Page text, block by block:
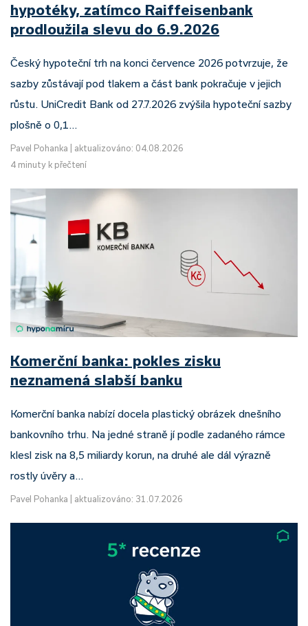
hypotéky, zatímco Raiffeisenbank
prodloužila slevu do 6.9.2026
Český hypoteční trh na konci července 2026 potvrzuje, že
sazby zůstávají pod tlakem a část bank pokračuje v jejich
růstu. UniCredit Bank od 27.7.2026 zvýšila hypoteční sazby
plošně o 0,1…
Pavel Pohanka
aktualizováno: 04.08.2026
4 minuty k přečtení
Komerční banka: pokles zisku
neznamená slabší banku
Komerční banka nabízí docela plastický obrázek dnešního
bankovního trhu. Na jedné straně jí podle zadaného rámce
klesl zisk na 8,5 miliardy korun, na druhé ale dál výrazně
rostly úvěry a…
Pavel Pohanka aktualizováno: 31.07.2026